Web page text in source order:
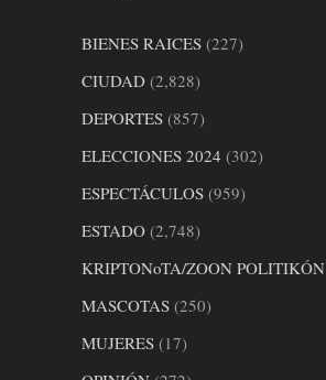
BIENES RAICES (227)
CIUDAD (2,828)
DEPORTES (857)
ELECCIONES 2024 (302)
ESPECTÁCULOS (959)
ESTADO (2,748)
KRIPTONoTA/ZOON POLITIKÓN
MASCOTAS (250)
MUJERES (17)